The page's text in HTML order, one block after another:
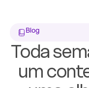
Blog
Toda
um